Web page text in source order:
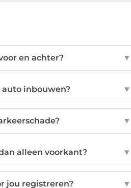
en achter? ▼
auto inbouwen? ▼
▼
alleen voorkant? ▼
jou registreren? ▼